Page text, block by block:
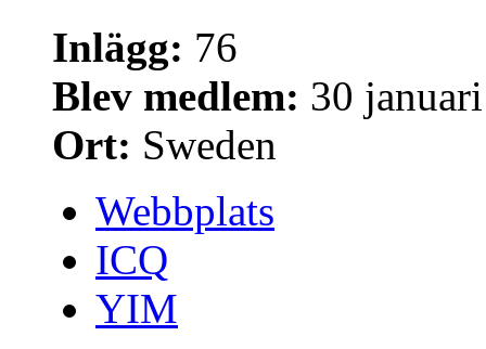
Inlägg: 76
Blev medlem: 30
Ort: Sweden
Webbplats
ICQ
YIM